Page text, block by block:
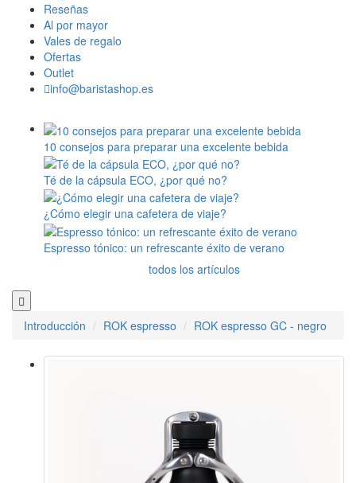
Reseñas
Al por mayor
Vales de regalo
Ofertas
Outlet
info@baristashop.es
10 consejos para preparar una excelente bebida
Té de la cápsula ECO, ¿por qué no?
¿Cómo elegir una cafetera de viaje?
Espresso tónico: un refrescante éxito de verano
todos los artículos
Introducción ROK espresso ROK espresso GC - negro